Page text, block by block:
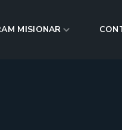
MISIONAR